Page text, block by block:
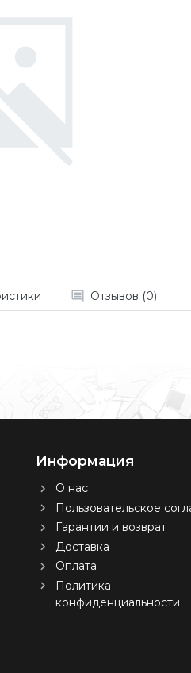
Отзывов (0)
Информация
О нас
Пользовательское
Гарантии и возврат
Доставка
Оплата
Политика
конфиденциальности